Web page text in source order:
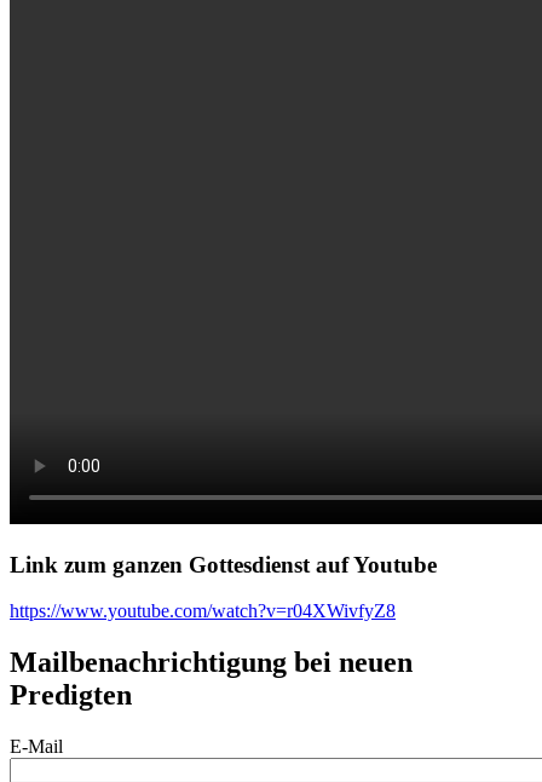
Link zum ganzen Gottesdienst auf Youtube
https://www.youtube.com/watch?v=r04XWivfyZ8
Mailbenachrichtigung bei neuen
Predigten
E-Mail